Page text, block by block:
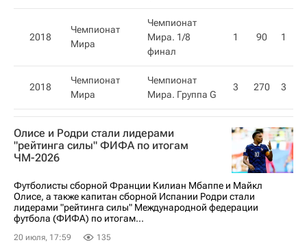
2018
Чемпионат
Мира
Чемпионат
Мира. 1/8
финал
1 90 1
2018
Чемпионат
Мира
Чемпионат
Мира. Группа G
3 270 3
Олисе и Родри стали лидерами
"рейтинга силы" ФИФА по итогам
ЧМ-2026
Футболисты сборной Франции Килиан Мбаппе и Майкл
Олисе, а также капитан сборной Испании Родри стали
лидерами "рейтинга силы" Международной федерации
футбола (ФИФА) по итогам...
20 июля, 17:59 135